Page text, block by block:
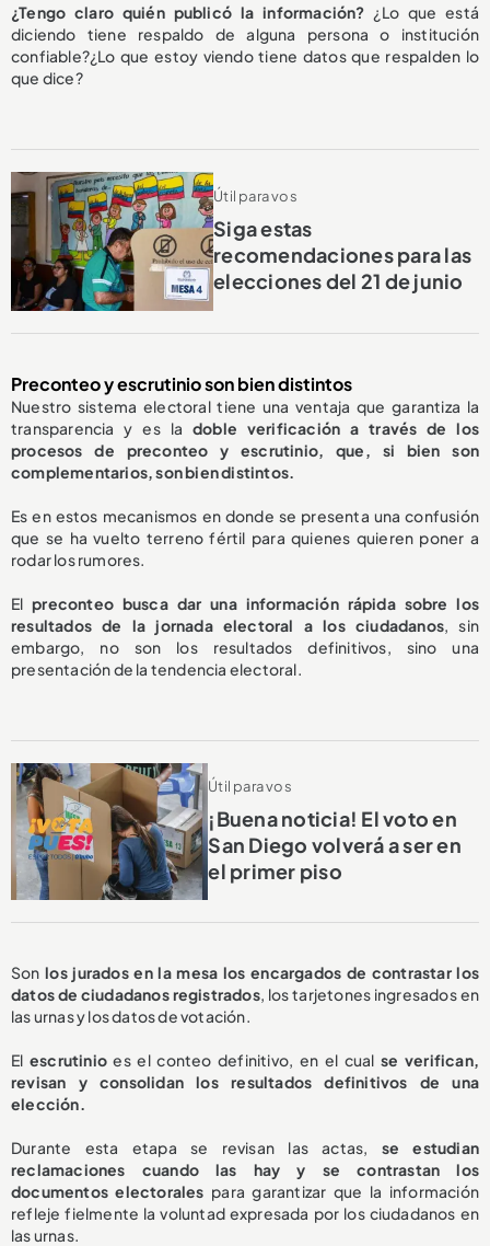
¿Tengo claro quién publicó la información? ¿Lo que está
diciendo tiene respaldo de alguna persona o institución
confiable?¿Lo que estoy viendo tiene datos que respalden lo
que dice?
Útil para vos
Siga estas
recomendaciones para las
elecciones del 21 de junio
Preconteo y escrutinio son bien distintos
Nuestro sistema electoral tiene una ventaja que garantiza la
transparencia y es la doble verificación a través de los
procesos de preconteo y escrutinio, que, si bien son
complementarios, son bien distintos.
Es en estos mecanismos en donde se presenta una confusión
que se ha vuelto terreno fértil para quienes quieren poner a
rodar los rumores.
Elpreconteo busca dar una información rápida sobre los
resultados de la jornada electoral a los ciudadanos, sin
embargo, no son los resultados definitivos, sino una
presentación de la tendencia electoral.
Útil para vos
¡Buena noticia! El voto en
San Diego volverá a ser en
el primer piso
Sonlos jurados en la mesa los encargados de contrastar los
datos de ciudadanos registrados, los tarjetones ingresados en
las urnas y los datos de votación.
El escrutinioes el conteo definitivo, en el cualse verifican,
revisan y consolidan los resultados definitivos de una
elección.
Durante esta etapa se revisan las actas,
se estudian
reclamaciones cuando las hay y se contrastan los
documentos electorales para garantizar que la información
refleje fielmente la voluntad expresada por los ciudadanos en
las urnas.